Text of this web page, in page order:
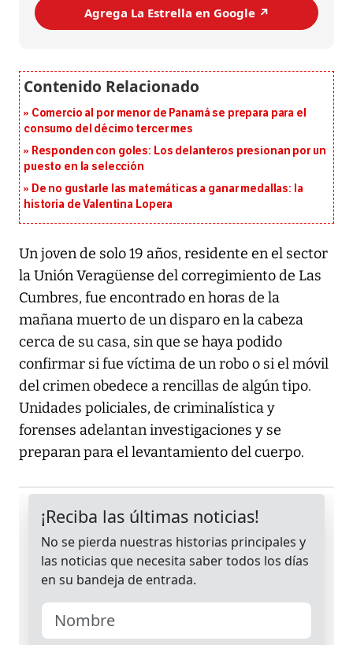
Agrega La Estrella en Google ↗️
Comercio al por menor de Panamá se prepara para el
consumo del décimo tercer mes
Responden con goles: Los delanteros presionan por un
puesto en la selección
De no gustarle las matemáticas a ganar medallas: la
historia de Valentina Lopera
Un joven de solo 19 años, residente en el sector
la Unión Veragüense del corregimiento de Las
Cumbres, fue encontrado en horas de la
mañana muerto de un disparo en la cabeza
cerca de su casa, sin que se haya podido
confirmar si fue víctima de un robo o si el móvil
del crimen obedece a rencillas de algún tipo.
Unidades policiales, de criminalística y
forenses adelantan investigaciones y se
preparan para el levantamiento del cuerpo.